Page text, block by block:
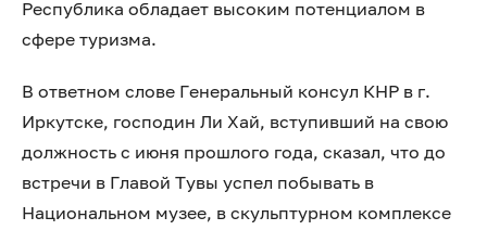
Республика обладает высоким потенциалом в
сфере туризма.
В ответном слове Генеральный консул КНР в г.
Иркутске, господин Ли Хай, вступивший на свою
должность с июня прошлого года, сказал, что до
встречи в Главой Тувы успел побывать в
Национальном музее, в скульптурном комплексе